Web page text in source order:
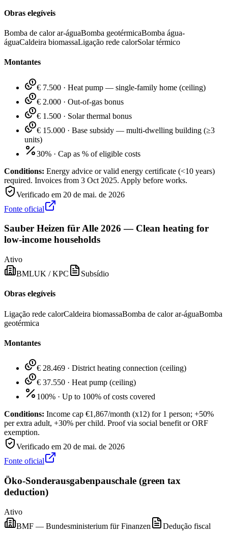
Obras elegíveis
Bomba de calor ar-águaBomba geotérmicaBomba água-
águaCaldeira biomassaLigação rede calorSolar térmico
Montantes
€ 7.500 · Heat pump — single-family home (ceiling)
€ 2.000 · Out-of-gas bonus
€ 1.500 · Solar thermal bonus
€ 15.000 · Base subsidy — multi-dwelling building (≥3
units)
30% · Cap as % of eligible costs
Conditions: Energy advice or valid energy certificate (<10 years)
required. Invoices from 3 Oct 2025. Apply before works.
Verificado em 20 de mai. de 2026
Fonte oficial
Sauber Heizen für Alle 2026 — Clean heating for
low-income households
Ativo
BMLUK / KPC
Subsídio
Obras elegíveis
Ligação rede calorCaldeira biomassaBomba de calor ar-águaBomba
geotérmica
Montantes
€ 28.469 · District heating connection (ceiling)
€ 37.550 · Heat pump (ceiling)
100% · Up to 100% of costs covered
Conditions: Income cap €1,867/month (x12) for 1 person; +50%
per extra adult, +30% per child. Proof via social benefit or ORF
exemption.
Verificado em 20 de mai. de 2026
Fonte oficial
Öko-Sonderausgabenpauschale (green tax
deduction)
Ativo
BMF — Bundesministerium für Finanzen
Dedução fiscal